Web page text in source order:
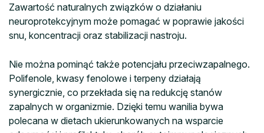
Zawartość naturalnych związków o działaniu
neuroprotekcyjnym może pomagać w poprawie jakości
snu, koncentracji oraz stabilizacji nastroju.
Nie można pominąć także potencjału przeciwzapalnego.
Polifenole, kwasy fenolowe i terpeny działają
synergicznie, co przekłada się na redukcję stanów
zapalnych w organizmie. Dzięki temu wanilia bywa
polecana w dietach ukierunkowanych na wsparcie